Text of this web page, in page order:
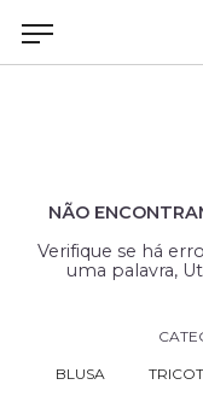
NÃO
Verifique se há
uma palavra,
BLUSA TRICOT